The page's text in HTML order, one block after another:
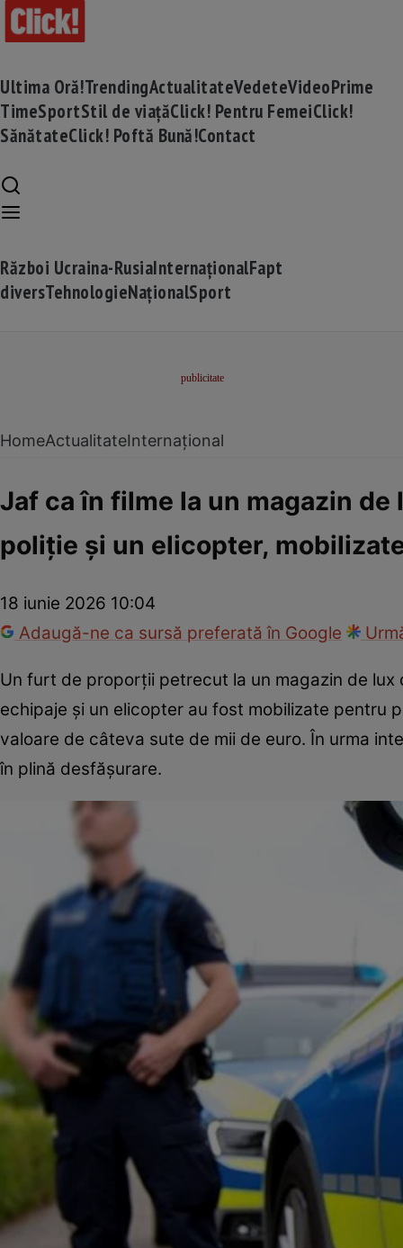
Ultima Oră!TrendingActualitateVedeteVideoPrime
TimeSportStil de viațăClick! Pentru FemeiClick!
SănătateClick! Poftă Bună!Contact
Război Ucraina-RusiaInternaționalFapt
diversTehnologieNaționalSport
HomeActualitateInternațional
Jaf ca în filme la un magazin
poliție și un elicopter,
18 iunie 2026 10:04
Adaugă-ne ca sursă preferată în Google
Un furt de proporții petrecut la un magazin de
echipaje și un elicopter au fost mobilizate
valoare de câteva sute de mii de euro. În urma
în plină desfășurare.